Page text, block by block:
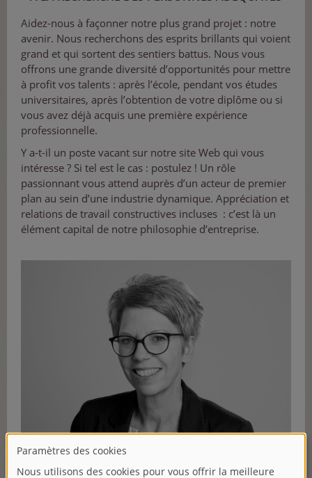
Aidez-nous à façonner notre plus grand projet : notre
avenir. Nous recherchons des esprits brillants qui voient
grand et qui sortent des sentiers battus. Nous vous
offrons une grande diversité d’opportunités pour mettre
à profit vos talents : après l’école, pendant vos études
universitaires, après l’obtention de votre diplôme ou si
vous avez déjà acquis une première expérience
professionnelle.
Y a-t-il un poste vacant sur notre site Web qui vous
intéresse ? Si tel est le cas : postulez ! Un rôle
passionnant vous attend auprès d’un acteur de premier
plan au sein d’une industrie dynamique. Appréciation et
relations de travail constructives incluses : c’est là un
élément capital de notre philosophie d’entreprise.
CONTACT